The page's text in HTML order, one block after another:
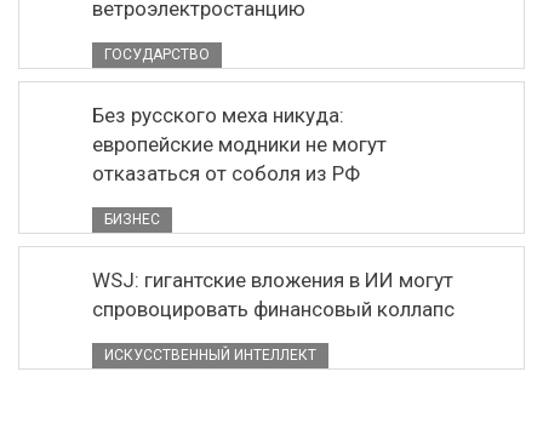
ветроэлектростанцию
ГОСУДАРСТВО
Без русского меха никуда:
европейские модники не могут
отказаться от соболя из РФ
БИЗНЕС
WSJ: гигантские вложения в ИИ могут
спровоцировать финансовый коллапс
ИСКУССТВЕННЫЙ ИНТЕЛЛЕКТ